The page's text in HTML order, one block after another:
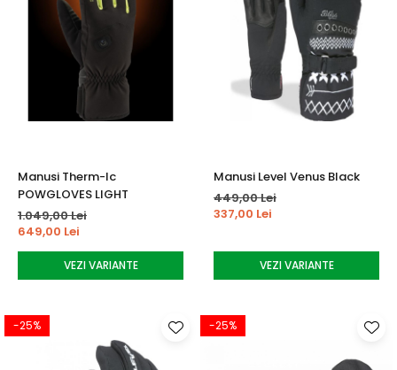
Manusi Therm-Ic
POWGLOVES LIGHT
1.049,00 Lei
649,00 Lei
VEZI VARIANTE
Manusi Level Venus Black
449,00 Lei
337,00 Lei
VEZI VARIANTE
-25% -25%